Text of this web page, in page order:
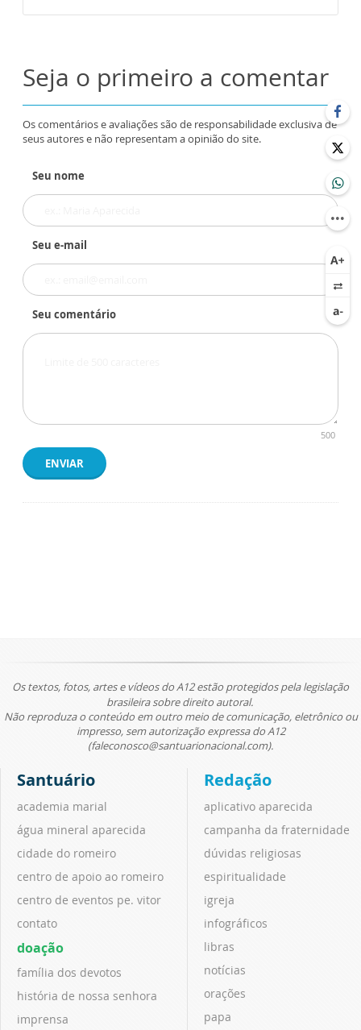
Seja o primeiro a comentar
Os comentários e avaliações são de responsabilidade exclusiva de
seus autores e não representam a opinião do site.
Seu nome
Seu e-mail
Seu comentário
500
ENVIAR
Os textos, fotos, artes e vídeos do A12 estão protegidos pela legislação
brasileira sobre direito autoral.
Não reproduza o conteúdo em outro meio de comunicação, eletrônico ou
impresso, sem autorização expressa do A12
(faleconosco@santuarionacional.com).
Santuário
academia marial
água mineral aparecida
cidade do romeiro
centro de apoio ao romeiro
centro de eventos pe. vitor
contato
doação
família dos devotos
história de nossa senhora
imprensa
Redação
aplicativo aparecida
campanha da fraternidade
dúvidas religiosas
espiritualidade
igreja
infográficos
libras
notícias
orações
papa